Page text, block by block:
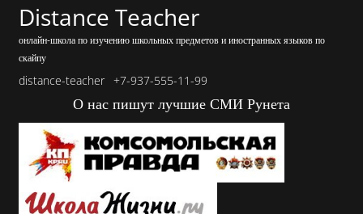
Distance Teacher
онлайн-школа по изучению школьных предметов и иностранных языков по
скайпу
distance-teacher +7-937-555-11-99
О нас пишут лучшие СМИ Рунета